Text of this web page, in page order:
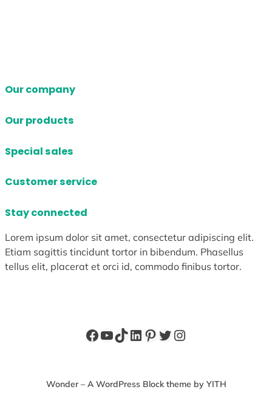
Our company
Our products
Special sales
Customer service
Stay connected
Lorem ipsum dolor sit amet, consectetur adipiscing elit.
Etiam sagittis tincidunt tortor in bibendum. Phasellus
tellus elit, placerat et orci id, commodo finibus tortor.
Facebook
YouTube
TikTok
LinkedIn
Pinterest
X Instagram
Wonder – A WordPress Block theme by YITH